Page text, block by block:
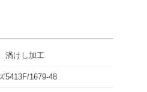
渦けし加工
5413F/1679-48